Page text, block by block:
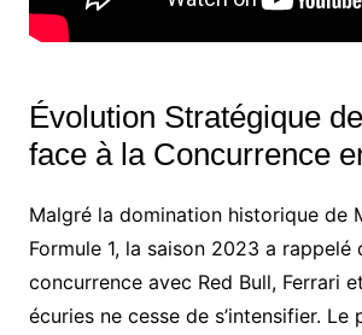
Évolution Stratégique
face à la Concurrence
Malgré la domination historique de
Formule 1, la saison 2023 a rappelé
concurrence avec Red Bull, Ferrari
écuries ne cesse de s’intensifier. Le